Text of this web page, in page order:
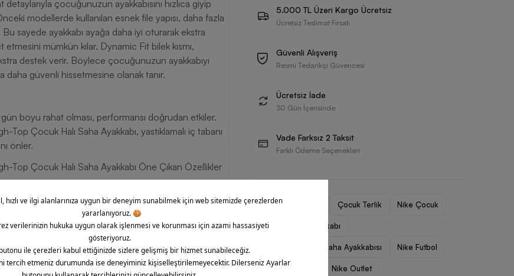
çocuğunuzun ayakkabısını hızlıca giyip
modellerde kullanılan esnek file yapısı, daha fazla
sayede ayakkabı ayağa daha iyi oturarak ekstra
mümkün kılar. Dynamic Fit bilek kısmı,
destek verir. Böylece çocuğunuzun ayakkabıyı
daha güvenli hissetmesine olanak tanır.
boyu rahat olması, performansı doğrudan etkiler.
Çocuk Halı Saha Ayakkabı, yastıklamalı iç tabanı
önler.
Çocuk Halı Saha Ayakkabı Öne Çıkan Özellikler
daha güçlü sprintler yapmasını sağlar.
paslar ve şutlar yapmasına yardımcı olur.
temas etmesini sağlar.
hızlıca çıkmasına katkı verir.
ve konfor vadeder.
hareket özgürlüğü sunar.
çocuğunuzun halı sahada maksimum performans
5.000 TL Üzeri Kargo Ücretsiz
Ücretsiz Teslimat Fırsatı
Güvenli Alışveriş
Resmi Tedarikçi Güvencesi
Ücretsiz İade
30 Gün İçerisinde
Vade Farksız 2 Taksit
Farklı Ödeme Seçenekleri
Çocuk Ayakkabı Çocuk Terlik Nike Çocuk
Nike Çocuk Ayakkabı
Nike Çocuk Halı Saha Ayakkabısı Nike Futbol
Nike Mercurial Nike Outlet